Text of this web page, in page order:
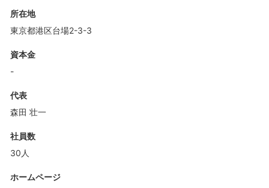
所在地
東京都港区台場2-3-3
資本金
-
代表
森田 壮一
社員数
30人
ホームページ